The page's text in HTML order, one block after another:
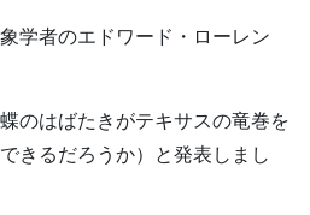
学者のエドワード・ローレン
のはばたきがテキサスの竜巻を
きるだろうか）と発表しまし